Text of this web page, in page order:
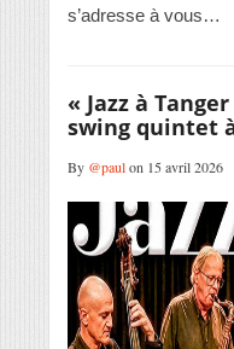
s’adresse à vous…
« Jazz à
swing quintet
By @paulon 15 avril 2026